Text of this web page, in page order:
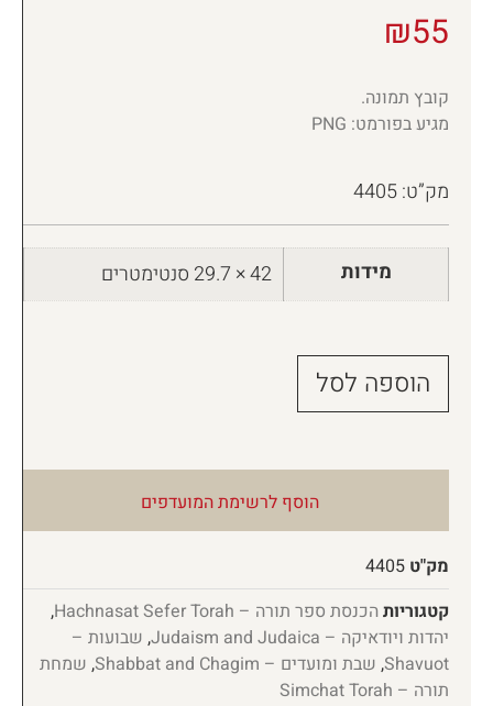
₪55
קובץ תמונה.
מגיע בפורמט: PNG
מק”ט: 4405
מידות 42 × 29.7 סנטימטרים
הוספה לסל
הוסף לרשימת המועדפים
מק"ט 4405
קטגוריותהכנסת ספר תורה – Hachnasat Sefer Torah
,
יהדות ויודאיקה – Judaism and Judaica
, שבועות –
Shavuot
, שבת ומועדים – Shabbat and Chagim , שמחת
תורה – Simchat Torah